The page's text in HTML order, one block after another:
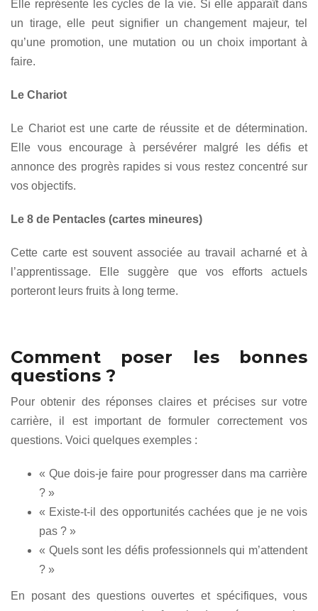
Elle représente les cycles de la vie. Si elle apparaît dans
un tirage, elle peut signifier un changement majeur, tel
qu’une promotion, une mutation ou un choix important à
faire.
Le Chariot
Le Chariot est une carte de réussite et de détermination.
Elle vous encourage à persévérer malgré les défis et
annonce des progrès rapides si vous restez concentré sur
vos objectifs.
Le 8 de Pentacles (cartes mineures)
Cette carte est souvent associée au travail acharné et à
l’apprentissage. Elle suggère que vos efforts actuels
porteront leurs fruits à long terme.
Comment poser les bonnes
questions ?
Pour obtenir des réponses claires et précises sur votre
carrière, il est important de formuler correctement vos
questions. Voici quelques exemples :
« Que dois-je faire pour progresser dans ma carrière
? »
« Existe-t-il des opportunités cachées que je ne vois
pas ? »
« Quels sont les défis professionnels qui m’attendent
? »
En posant des questions ouvertes et spécifiques, vous